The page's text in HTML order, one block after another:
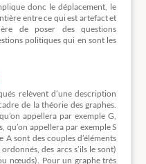
donc le déplacement, le
entre ce qui est artefact et
de poser des questions
politiques qui en sont les
relèvent d’une description
de la théorie des graphes.
appellera par exemple G,
qu’on appellera par exemple S
sont des couples d’éléments
des arcs s’ils le sont)
nœuds). Pour un graphe très